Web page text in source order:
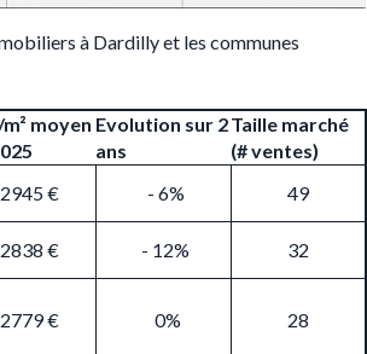
à Dardilly et les communes
moyen Evolution sur 2
ans
Taille marché
(# ventes)
2945 € - 6% 49
2838 € - 12% 32
2779 € 0% 28